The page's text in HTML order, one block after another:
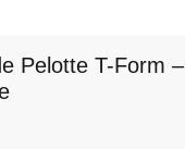
Pelotte T-Form –